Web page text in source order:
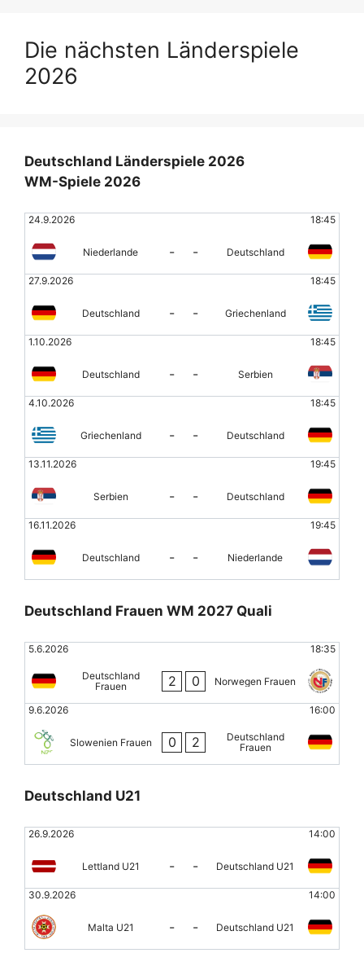
Die nächsten Länderspiele
2026
Deutschland Länderspiele 2026
WM-Spiele 2026
24.9.2026 18:45
Niederlande - - Deutschland
27.9.2026 18:45
Deutschland - - Griechenland
1.10.2026 18:45
Deutschland - - Serbien
4.10.2026 18:45
Griechenland - - Deutschland
13.11.2026 19:45
Serbien - - Deutschland
16.11.2026 19:45
Deutschland - - Niederlande
Deutschland Frauen WM 2027 Quali
5.6.2026 18:35
Deutschland
Frauen
2 0 Norwegen Frauen
9.6.2026 16:00
Slowenien Frauen 0 2
Deutschland
Frauen
Deutschland U21
26.9.2026 14:00
Lettland U21 - - Deutschland U21
30.9.2026 14:00
Malta U21 - - Deutschland U21